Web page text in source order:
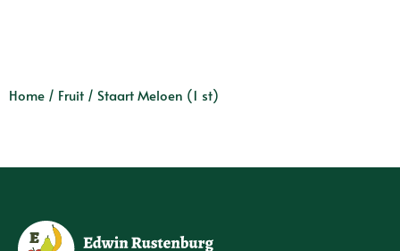
Home / Fruit / Staart Meloen (1 st)